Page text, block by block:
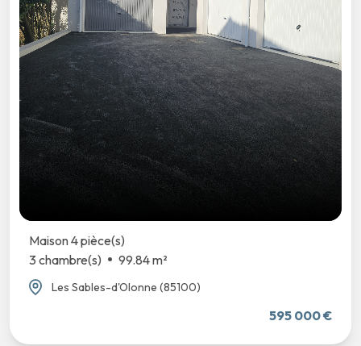
simplement porteur d'un projet de décoration ou
de rénovation, COMPROMIS ZEN met à votre
disposition un interlocuteur unique et des
partenaires de confiance pour vous
accompagner.
Poussez la porte de notre showroom et venez
découvrir un lieu dédié à l'immobilier, à
l'inspiration et à la valorisation de votre habitat.
Maison 4 pièce(s)
3 chambre(s)
99.84 m²
Les Sables-d'Olonne (85100)
595 000 €